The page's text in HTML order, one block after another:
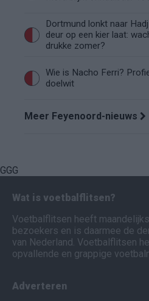
Dortmund lonkt naar
deur op een kier laat:
drukke zomer?
Wie is Nacho Ferri?
doelwit
Meer Feyenoord-nieuws
GGG
Wat is voetbalflitsen?
Voetbalflitsen heeft
bezoekers en is daarmee de
van Nederland. Voetbalflitsen
opvallende en grappige
Adverteren